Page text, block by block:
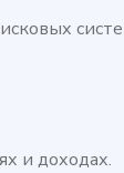
и доходах.